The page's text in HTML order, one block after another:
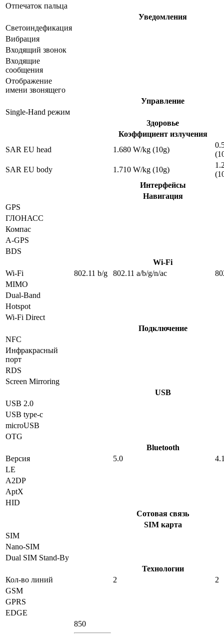
Отпечаток пальца
Уведомления
Светоиндефикация
Вибрация
Входящий звонок
Входящие
сообщения
Отображение
имени звонящего
Управление
Single-Hand режим
Здоровье
Коэффициент излучения
SAR EU head
1.680 W/kg (10g)
SAR EU body
1.710 W/kg (10g)
Интерфейсы
Навигация
GPS
ГЛОНАСС
Компас
A-GPS
BDS
Wi-Fi
Wi-Fi
802.11 b/g 802.11 a/b/g/n/ac
MIMO
Dual-Band
Hotspot
Wi-Fi Direct
Подключение
NFC
Инфракрасный
порт
RDS
Screen Mirroring
USB
USB 2.0
USB type-c
microUSB
OTG
Bluetooth
Версия
5.0
LE
A2DP
AptX
HID
Сотовая связь
SIM карта
SIM
Nano-SIM
Dual SIM Stand-By
Технологии
Кол-во линий
2
2
GSM
GPRS
EDGE
850